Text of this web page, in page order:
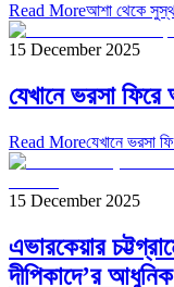
Read Moreআশা থেকে
15 December 2025
যেখানে ভরসা
Read Moreযেখানে ভরসা
15 December 2025
এভারকেয়ার
দীপিকাদে’র